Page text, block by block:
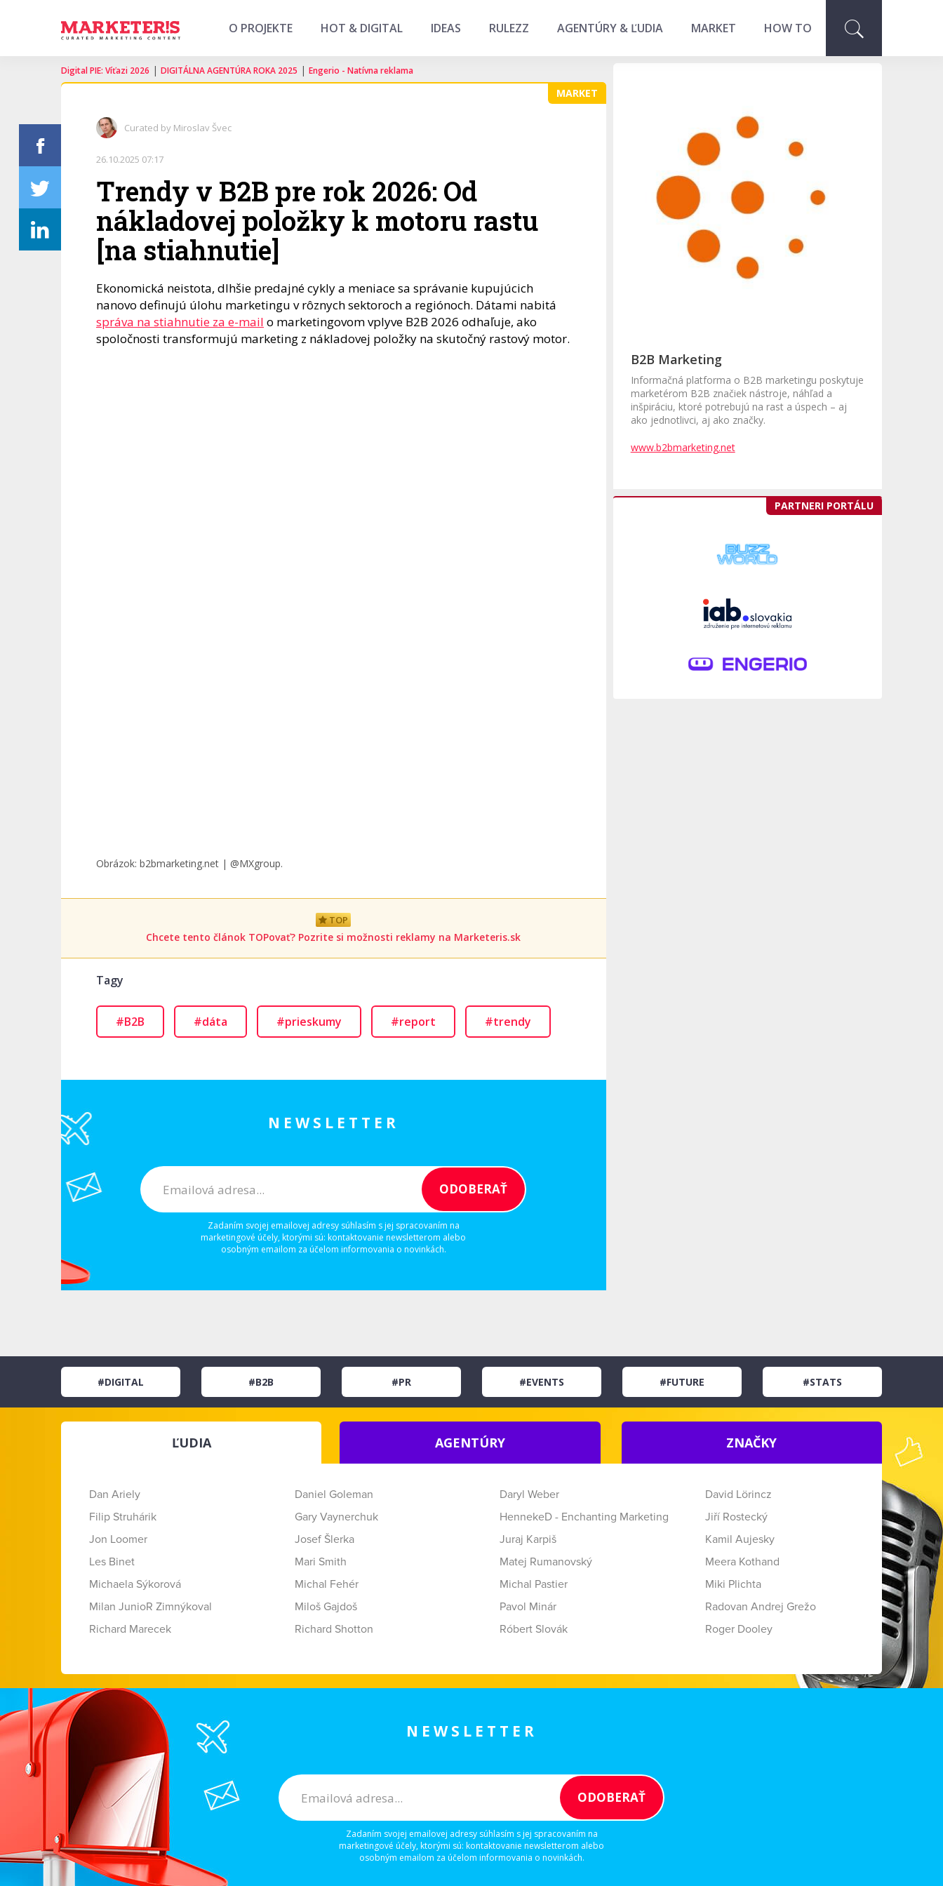
O PROJEKTE HOT & DIGITAL IDEAS RULEZZ AGENTÚRY & ĽUDIA MARKET HOW TO
Digital PIE: Víťazi 2026 | DIGITÁLNA AGENTÚRA ROKA 2025 | Engerio - Natívna reklama
MARKET
Curated by Miroslav Švec
26.10.2025 07:17
Trendy v B2B pre rok 2026: Od
nákladovej položky k motoru rastu
[na stiahnutie]
Ekonomická neistota, dlhšie predajné cykly a meniace sa správanie kupujúcich
nanovo definujú úlohu marketingu v rôznych sektoroch a regiónoch. Dátami nabitá
správa na stiahnutie za e-mail o marketingovom vplyve B2B 2026 odhaľuje, ako
spoločnosti transformujú marketing z nákladovej položky na skutočný rastový motor.
Obrázok: b2bmarketing.net | @MXgroup.
TOP
Chcete tento článok TOPovať? Pozrite si možnosti reklamy na Marketeris.sk
Tagy
#B2B #dáta #prieskumy #report #trendy
NEWSLETTER
Zadaním svojej emailovej adresy súhlasím s jej spracovaním na
marketingové účely, ktorými sú: kontaktovanie newsletterom alebo
osobným emailom za účelom informovania o novinkách.
B2B Marketing
Informačná platforma o B2B marketingu poskytuje
marketérom B2B značiek nástroje, náhľad a
inšpiráciu, ktoré potrebujú na rast a úspech – aj
ako jednotlivci, aj ako značky.
www.b2bmarketing.net
PARTNERI PORTÁLU
#DIGITAL #B2B #PR #EVENTS #FUTURE #STATS
ĽUDIA AGENTÚRY ZNAČKY
Dan Ariely Daniel Goleman Daryl Weber
David Lörincz
Filip Struhárik
Gary Vaynerchuk HennekeD - Enchanting Marketing
Jiří Rostecký
Jon Loomer
Josef Šlerka Juraj Karpiš
Kamil Aujesky
Les Binet
Mari Smith Matej Rumanovský
Meera Kothand
Michaela Sýkorová
Michal Fehér Michal Pastier
Miki Plichta
Milan JunioR Zimnýkoval
Miloš Gajdoš Pavol Minár
Radovan Andrej Grežo
Richard Marecek
Richard Shotton Róbert Slovák Roger Dooley
NEWSLETTER
Zadaním svojej emailovej adresy súhlasím s jej spracovaním na
marketingové účely, ktorými sú: kontaktovanie newsletterom alebo
osobným emailom za účelom informovania o novinkách.